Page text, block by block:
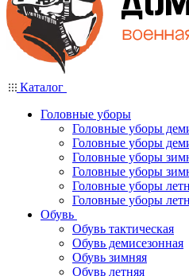
Каталог
Головные уборы
Головные уборы
Головные уборы
Головные уборы
Головные уборы
Головные уборы
Головные уборы
Обувь
Обувь тактическая
Обувь демисезонная
Обувь зимняя
Обувь летняя